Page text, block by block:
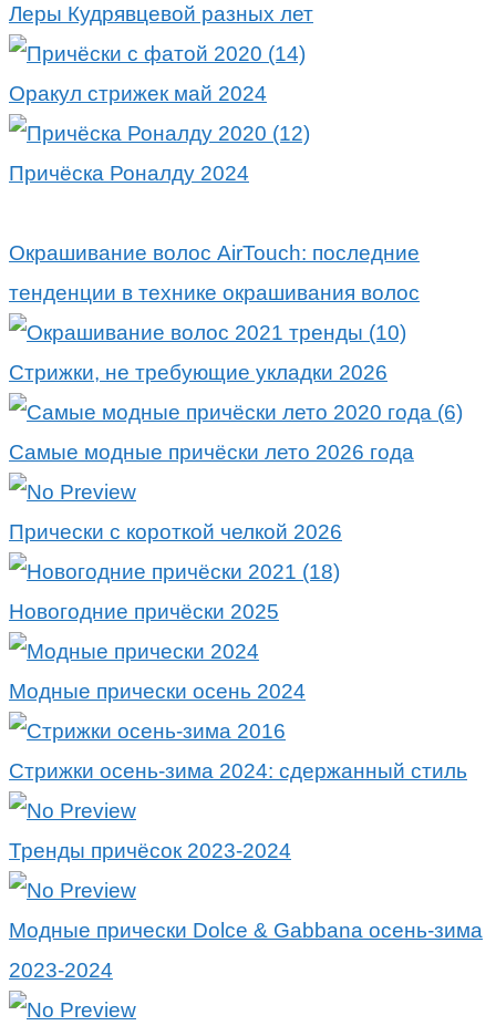
Леры Кудрявцевой разных лет
Оракул стрижек май 2024
Причёска Роналду 2024
Окрашивание волос AirTouch: последние
тенденции в технике окрашивания волос
Стрижки, не требующие укладки 2026
Самые модные причёски лето 2026 года
Прически с короткой челкой 2026
Новогодние причёски 2025
Модные прически осень 2024
Стрижки осень-зима 2024: сдержанный стиль
Тренды причёсок 2023-2024
Модные прически Dolce & Gabbana осень-зима
2023-2024